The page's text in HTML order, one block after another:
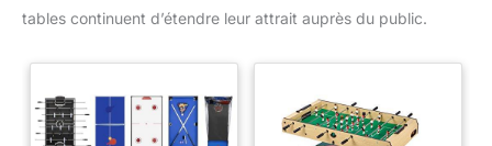
tables continuent d’étendre leur attrait auprès du public.